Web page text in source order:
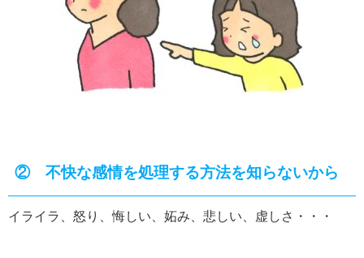
② 不快な感情を処理する方法を知らないから
イライラ、怒り、悔しい、妬み、悲しい、虚しさ・・・